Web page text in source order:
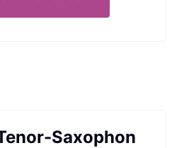
Saxophon